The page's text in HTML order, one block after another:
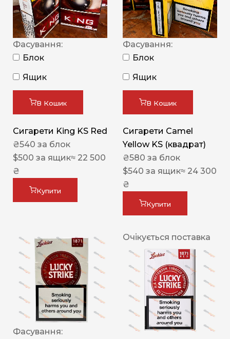
Фасування:
Блок
Ящик
В Кошик
Сигарети King KS Red
₴540 за блок
$500 за ящик≈ 22 500
₴
Купити
Фасування:
Блок
Ящик
В Кошик
Сигарети Camel
Yellow KS (квадрат)
₴580 за блок
$540 за ящик≈ 24 300
₴
Купити
Фасування:
Очікується поставка